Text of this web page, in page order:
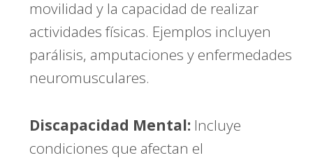
movilidad y la capacidad de realizar
actividades físicas. Ejemplos incluyen
parálisis, amputaciones y enfermedades
neuromusculares.
Discapacidad Mental: Incluye
condiciones que afectan el